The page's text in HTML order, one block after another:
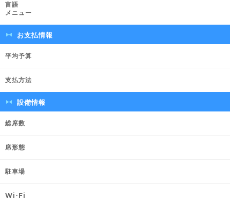
言語
メニュー
お支払情報
平均予算
支払方法
設備情報
総席数
席形態
駐車場
Wi-Fi